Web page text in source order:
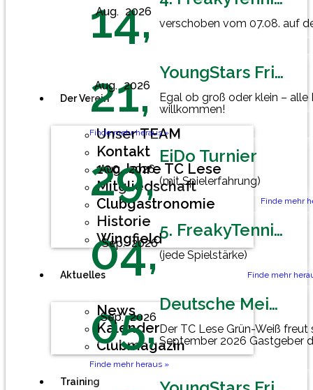
Der Verein
Unser TEAM
Kontakt
100 Jahre TC Lese
Mitgliedschaft
Clubgastronomie
Historie
Wingfield
Aktuelles
News
Kalender
Clubmagazin
Training
Aug.
14,
2026
verschoben vom 07.08. auf
Aug.
21,
2026
YoungStars Friday
Egal ob groß oder klein –
willkommen!
Finde mehr heraus »
Aug.
29,
2026
EiDo Turnier
(mit Spielerfahrung)
Finde mehr
Sep.
04,
2026
5. FreakyTennisFriday
(jede Spielstärke)
Finde mehr
Sep.
05,
2026
Deutsche Meisterschaft Herren 60
Der TC Lese Grün-Weiß
September 2026 Gastgeber
Mannschaftsmeisterschaft
Finde mehr heraus »